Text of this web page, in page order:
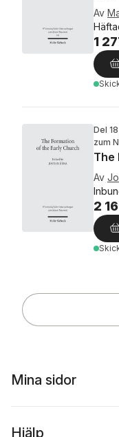
Av
1
Del
zum
The
Av
2
Mina sidor
Hjälp